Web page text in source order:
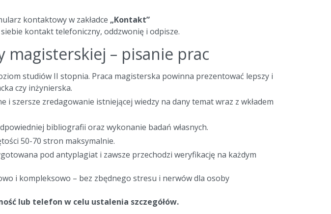
kontaktowy w zakładce „Kontakt”
kontakt telefoniczny, oddzwonię i odpisze.
magisterskiej – pisanie prac
studiów II stopnia. Praca magisterska powinna prezentować lepszy i
czy inżynierska.
i szersze zredagowanie istniejącej wiedzy na dany temat wraz z wkładem
bibliografii oraz wykonanie badań własnych.
50-70 stron maksymalnie.
pod antyplagiat i zawsze przechodzi weryfikację na każdym
i kompleksowo – bez zbędnego stresu i nerwów dla osoby
lub telefon w celu ustalenia szczegółów.